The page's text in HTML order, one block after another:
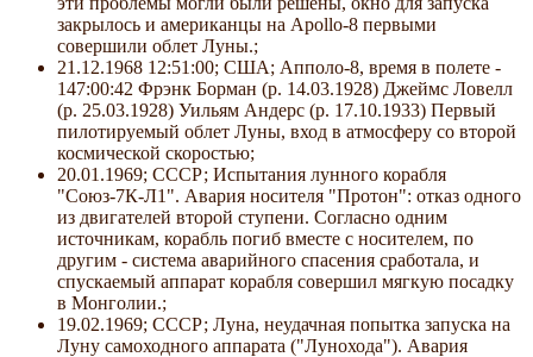
закрылось и американцы на Apollo-8 первыми
совершили облет Луны.;
21.12.1968 12:51:00; США; Апполо-8, время в полете -
147:00:42 Фрэнк Борман (р. 14.03.1928) Джеймс Ловелл
(р. 25.03.1928) Уильям Андерс (р. 17.10.1933) Первый
пилотируемый облет Луны, вход в атмосферу со второй
космической скоростью;
20.01.1969; СССР; Испытания лунного корабля
"Союз-7К-Л1". Авария носителя "Протон": отказ одного
из двигателей второй ступени. Согласно одним
источникам, корабль погиб вместе с носителем, по
другим - система аварийного спасения сработала, и
спускаемый аппарат корабля совершил мягкую посадку
в Монголии.;
19.02.1969; СССР; Луна, неудачная попытка запуска на
Луну самоходного аппарата ("Лунохода"). Авария